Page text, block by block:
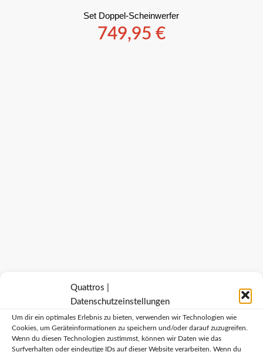
Quattros |
Datenschutzeinstellungen
Um dir ein optimales Erlebnis zu bieten, verwenden wir Technologien wie
Cookies, um Geräteinformationen zu speichern und/oder darauf zuzugreifen.
Wenn du diesen Technologien zustimmst, können wir Daten wie das
Surfverhalten oder eindeutige IDs auf dieser Website verarbeiten. Wenn du
Set Doppel-Scheinwerfer
749,95 €
Dichtung Seitenscheibe hinten links
75,95€